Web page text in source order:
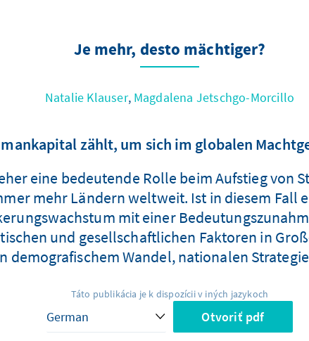
Je mehr, desto mächtiger?
Natalie Klauser, Magdalena Jetschgo-Morcillo
zählt, um sich im globalen
eine bedeutende Rolle beim Aufstieg von
mehr Ländern weltweit. Ist in diesem Fall
mit einer
und gesellschaftlichen Faktoren in
demografischem Wandel, nationalen
Táto publikácia je k dispozícii v iných jazykoch
Otvoriť pdf